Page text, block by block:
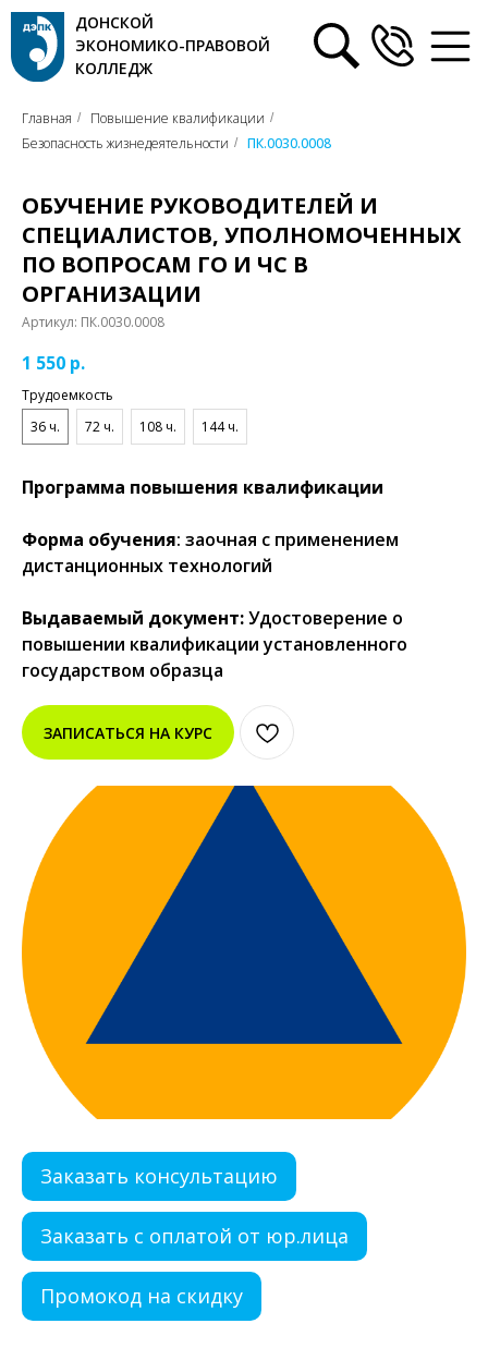
ДОНСКОЙ
ЭКОНОМИКО-ПРАВОВОЙ
КОЛЛЕДЖ
Главная / Повышение квалификации /
Безопасность жизнедеятельности / ПК.0030.0008
ОБУЧЕНИЕ РУКОВОДИТЕЛЕЙ И
СПЕЦИАЛИСТОВ, УПОЛНОМОЧЕННЫХ
ПО ВОПРОСАМ ГО И ЧС В
ОРГАНИЗАЦИИ
Артикул: ПК.0030.0008
1 550 р.
Трудоемкость
36 ч.
72 ч. 108 ч. 144 ч.
Программа повышения квалификации
Форма обучения: заочная с применением
дистанционных технологий
Выдаваемый документ:Удостоверение о
повышении квалификации установленного
государством образца
ЗАПИСАТЬСЯ НА КУРС
Заказать консультацию
Заказать с оплатой от юр.лица
Промокод на скидку